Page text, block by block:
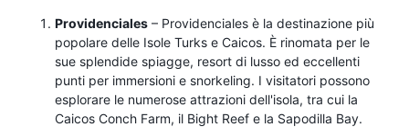
Providenciales – Providenciales è la destinazione più
popolare delle Isole Turks e Caicos. È rinomata per le
sue splendide spiagge, resort di lusso ed eccellenti
punti per immersioni e snorkeling. I visitatori possono
esplorare le numerose attrazioni dell'isola, tra cui la
Caicos Conch Farm, il Bight Reef e la Sapodilla Bay.